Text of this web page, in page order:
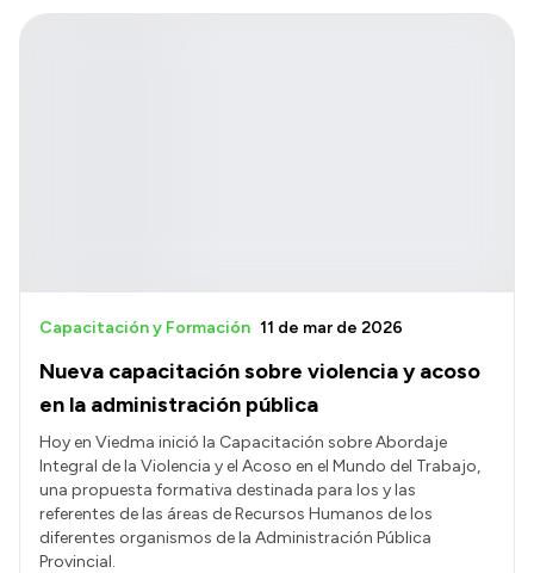
Nueva capacitación sobre violencia y acoso
en la administración pública
Capacitación y Formación 11 de mar de 2026
Hoy en Viedma inició la Capacitación sobre Abordaje
Integral de la Violencia y el Acoso en el Mundo del Trabajo,
una propuesta formativa destinada para los y las
referentes de las áreas de Recursos Humanos de los
diferentes organismos de la Administración Pública
Provincial.